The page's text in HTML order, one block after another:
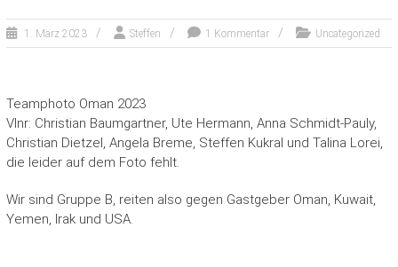
1. März 2023 Steffen 1 Kommentar Uncategorized
Teamphoto Oman 2023
Vlnr: Christian Baumgartner, Ute Hermann, Anna Schmidt-Pauly,
Christian Dietzel, Angela Breme, Steffen Kukral und Talina Lorei,
die leider auf dem Foto fehlt.
Wir sind Gruppe B, reiten also gegen Gastgeber Oman, Kuwait,
Yemen, Irak und USA.